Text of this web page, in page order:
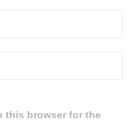
this browser for the